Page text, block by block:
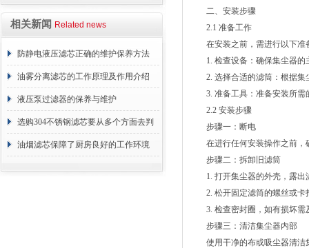
相关新闻 Related news
防静电液压滤芯正确的维护保养方法
油雾分离滤芯的工作原理及作用介绍
液压泵过滤器的保养与维护
选购304不锈钢滤芯要从多个方面去判
断
油烟滤芯保障了厨房良好的工作环境
二、安装步骤
2.1 准备工作
在安装之前，需进行以下准
1. 检查设备：确保集尘器的
2. 选择合适的滤筒：根据集
3. 准备工具：准备安装所需
2.2 安装步骤
步骤一：断电
在进行任何安装操作之前，
步骤二：拆卸旧滤筒
1. 打开集尘器的外壳，露出
2. 松开固定滤筒的螺丝或卡
3. 检查密封圈，如有损坏需
步骤三：清洁集尘器内部
使用干净的布或吸尘器清洁